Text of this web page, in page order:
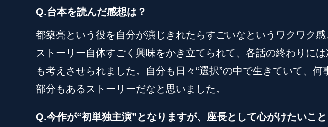
Q.台本を読んだ感想は？
都築亮という役を自分が演じきれたらすごいなというワクワク
ストーリー自体すごく興味をかき立てられて、各話の終わりに
も考えさせられました。自分も日々“選択”の中で生きていて、
部分もあるストーリーだなと思いました。
Q.今作が“初単独主演”となりますが、座長として心がけたいこ